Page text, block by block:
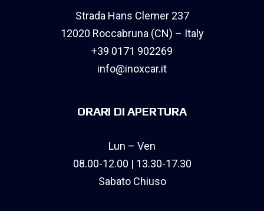
Strada Hans Clemer 237
12020 Roccabruna (CN) – Italy
+39 0171 902269
info@inoxcar.it
ORARI DI APERTURA
Lun – Ven
08.00-12.00 | 13.30-17.30
Sabato Chiuso